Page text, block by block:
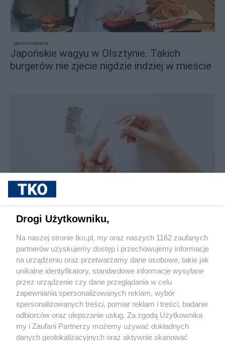
sponsorowane
Japońskie wagyu w Olsztynie. Takich
burgerów nie zjecie nigdzie indziej w mieście
Jak rozpoznać, że soczewki kontaktowe są
Pokaż więcej
Drogi Użytkowniku,
Na naszej stronie tko.pl, my oraz naszych 1162 zaufanych
partnerów uzyskujemy dostęp i przechowujemy informacje
na urządzeniu oraz przetwarzamy dane osobowe, takie jak
unikalne identyfikatory, standardowe informacje wysyłane
przez urządzenie czy dane przeglądania w celu
zapewniania spersonalizowanych reklam, wybór
spersonalizowanych treści, pomiar reklam i treści, badanie
odbiorców oraz ulepszanie usług. Za zgodą Użytkownika
my i Zaufani Partnerzy możemy używać dokładnych
danych geolokalizacyjnych oraz aktywnie skanować